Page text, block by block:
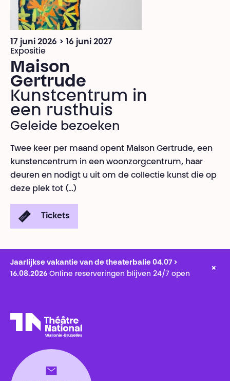
17 juni 2026 > 16 juni 2027
Expositie
Maison
Gertrude
Kunstcentrum in
een rusthuis
Geleide bezoeken
Twee keer per maand opent Maison Gertrude, een
kunstencentrum in een woonzorgcentrum, haar
deuren en nodigt u uit om de collectie kunst die op
deze plek tot (…)
Tickets
Jaarlijkse vakantie van de theaterbalie 04.07 >
16.08.2026 Online reserveringen blijven 24/7 open
×